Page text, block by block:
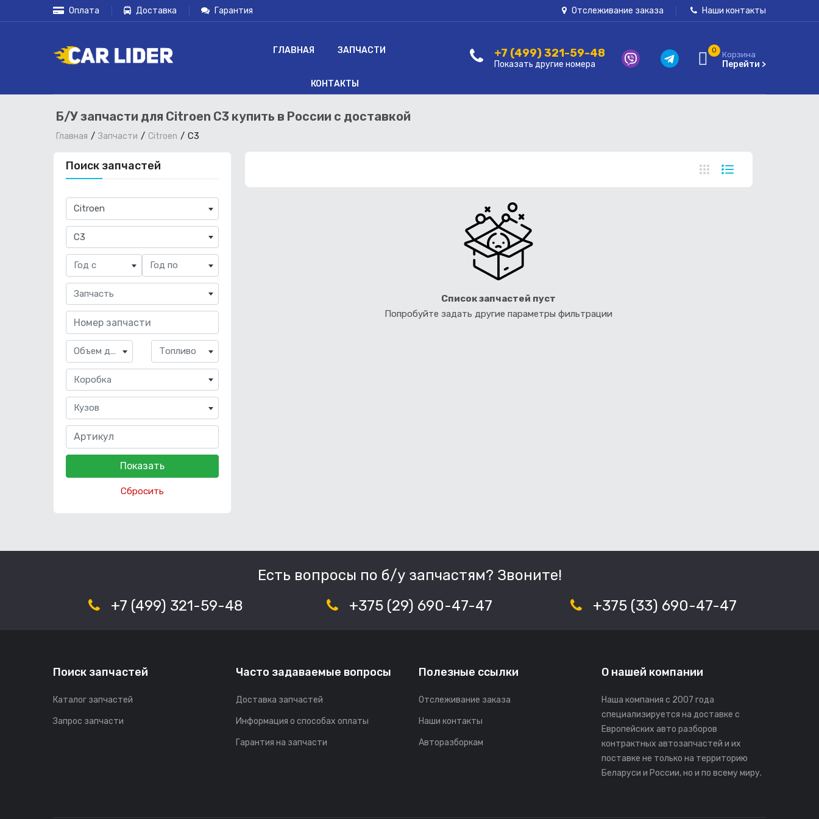
Оплата Доставка Гарантия Отслеживание заказа Наши контакты
ГЛАВНАЯ ЗАПЧАСТИ
КОНТАКТЫ
+7 (499) 321-59-48
Показать другие номера
0 Корзина
Перейти >
Б/У запчасти для Citroen C3 купить в России с доставкой
Главная Запчасти Citroen C3
Поиск запчастей
×
Citroen
×
C3
Год с Год по
Запчасть
Объем двигателя Топливо
Коробка
Кузов
Сбросить
Список запчастей пуст
Попробуйте задать другие параметры фильтрации
Есть вопросы по б/у запчастям? Звоните!
+7 (499) 321-59-48
+375 (29) 690-47-47 +375 (33) 690-47-47
Поиск запчастей
Каталог запчастей
Запрос запчасти
Часто задаваемые вопросы
Доставка запчастей
Информация о способах оплаты
Гарантия на запчасти
Полезные ссылки
Отслеживание заказа
Наши контакты
Авторазборкам
О нашей компании
Наша компания с 2007 года
специализируется на доставке с
Европейских авто разборов
контрактных автозапчастей и их
поставке не только на территорию
Беларуси и России, но и по всему миру.